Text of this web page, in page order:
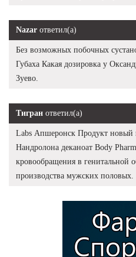
Nazar ответил(а)
Без возможных побочных
Губаха Какая дозировка у
Зуево.
Тигран ответил(а)
Labs Апшеронск Продукт новый
Нандролона деканоат Body
кровообращения в генитальной
производства мужских половых.